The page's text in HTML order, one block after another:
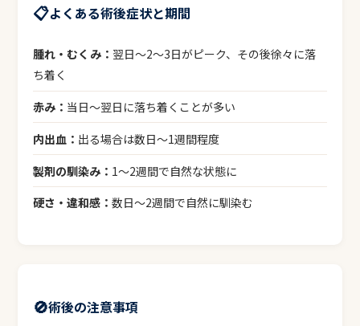
📋よくある術後症状と期間
腫れ・むくみ： 翌日〜2〜3日がピーク、その後徐々に落
ち着く
赤み： 当日〜翌日に落ち着くことが多い
内出血： 出る場合は数日〜1週間程度
製剤の馴染み： 1〜2週間で自然な状態に
硬さ・違和感：数日〜2週間で自然に馴染む
🚫術後の注意事項